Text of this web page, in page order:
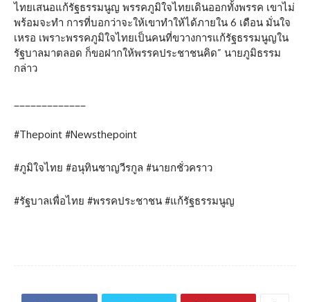
ไทยเสนอแก้รัฐธรรมนูญ พรรคภูมิใจไทยเดินออกทั้งพรรค เขาไม่
พร้อมจะทำ การที่บอกว่าจะให้เขาทำให้ได้ภายใน 6 เดือน มั่นใจ
เหรอ เพราะพรรคภูมิใจไทยเป็นคนที่ขวางการแก้รัฐธรรมนูญใน
รัฐบาลมาตลอด ก็ขอฝากให้พรรคประชาชนคิด” นายภูมิธรรม
กล่าว
#Thepoint #Newsthepoint
#ภูมิใจไทย #อนุทินชาญวีรกูล #นายกชั่วคราว
#รัฐบาลเพื่อไทย #พรรคประชาชน #แก้รัฐธรรมนูญ